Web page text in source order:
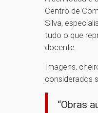
Centro de
Silva,
tudo o que
docente.
Imagens,
considerados
“Obras